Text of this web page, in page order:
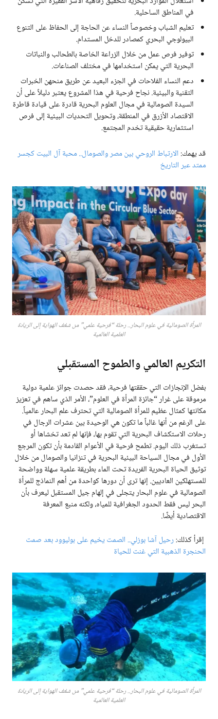
في المناطق الساحلية.
تعليم الشباب وخصوصاً النساء عن الحاجة إلى الحفاظ على التنوع
البيولوجي البحري كمصادر للدخل المستدام.
توفير فرص عمل من خلال الزراعة الخاصة بالطحالب والنباتات
البحرية التي يمكن استخدامها في مختلف الصناعات.
دعم النساء الفلاحات في الجزء البعيد عن طريق منحهن الخبرات
التقنية والبيئية. نجاح فرحية في هذا المشروع يعتبر دليلاً على أن
السيدة الصومالية في مجال العلوم البحرية قادرة على قيادة قاطرة
الاقتصاد الأزرق في المنطقة، وتحويل التحديات البيئية إلى فرص
استثمارية حقيقية تخدم المجتمع.
قد يهمك: الارتباط الروحي بين مصر والصومال.. محبة آل البيت كجسر
ممتد عبر التاريخ
المرأة الصومالية في علوم البحار.. رحلة “فرحية علمي” من شغف الهواية إلى الريادة
العلمية العالمية
التكريم العالمي والطموح المستقبلي
بفضل الإنجازات التي حققتها فرحية، فقد حصدت جوائز علمية دولية
مرموقة على غرار “جائزة المرأة في العلوم”، الأمر الذي ساهم في تعزيز
مكانتها كمثال عظيم للمرأة الصومالية التي تحترف علم البحار عالمياً.
على الرغم من أنها غالباً ما تكون هي الوحيدة بين عشرات الرجال في
رحلات الاستكشاف البحرية التي تقوم بها، فإنها لم تعد تخشاها أو
تستغرب ذلك اليوم. تطمح فرحية في الأعوام القادمة بأن تكون المرجع
الأول في مجال السياحة البيئية البحرية في تنزانيا والصومال من خلال
توثيق الحياة البحرية الفريدة تحت الماء بطريقة علمية سهلة وواضحة
للمستهلكين العاديين. إنها ترى أن دورها كواحدة من أهم النماذج للمرأة
الصومالية في علوم البحار يتجلى في إلهام جيل المستقبل ليعرف بأن
البحر ليس فقط الحدود الجغرافية للمياه، ولكنه منبع المعرفة
الاقتصادية أيضًا.
إقرأ كذلك:رحيل آشا بوزلي.. الصمت يخيم على بوليوود بعد صمت
الحنجرة الذهبية التي غنت للحياة
المرأة الصومالية في علوم البحار.. رحلة “فرحية علمي” من شغف الهواية إلى الريادة
العلمية العالمية